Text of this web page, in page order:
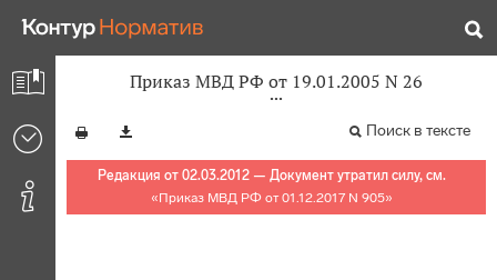
Приказ МВД РФ от 19.01.2005 N 26
Поиск в тексте
Редакция от 02.03.2012 — Документ утратил силу, см.
«Приказ МВД РФ от 01.12.2017 N 905»